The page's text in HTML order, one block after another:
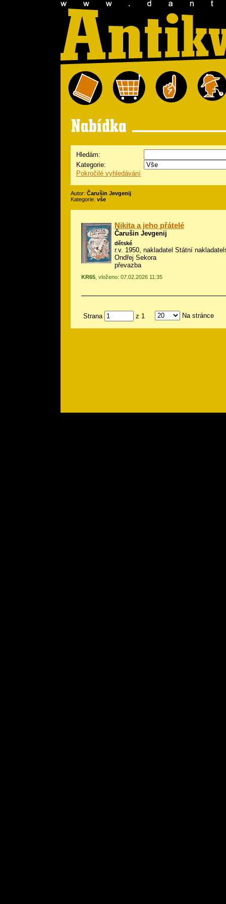
Hledám:
Kategorie:
Pokročilé vyhledávání
Autor: Čarušin Jevgenij
Kategorie: vše
Nikita a jeho přátelé
Čarušin Jevgenij
dětské
r.v. 1950, nakladatel Státní
Ondřej Sekora
převazba
KR65 , vloženo: 07.02.2026 11:35
Strana z 1 Na stránce